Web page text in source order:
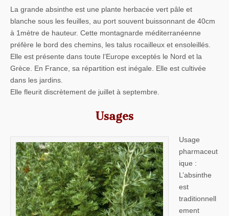
La grande absinthe est une plante herbacée vert pâle et
blanche sous les feuilles, au port souvent buissonnant de 40cm
à 1mètre de hauteur. Cette montagnarde méditerranéenne
préfère le bord des chemins, les talus rocailleux et ensoleillés.
Elle est présente dans toute l’Europe exceptés le Nord et la
Grèce. En France, sa répartition est inégale. Elle est cultivée
dans les jardins.
Elle fleurit discrètement de juillet à septembre.
Usages
Usage
pharmaceut
ique :
L’absinthe
est
traditionnell
ement